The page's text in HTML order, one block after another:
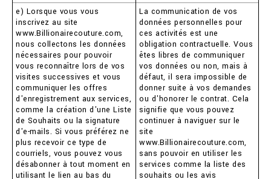
e) Lorsque vous vous
inscrivez au site
www.Billionairecouture.com,
nous collectons les données
nécessaires pour pouvoir
vous reconnaître lors de vos
visites successives et vous
communiquer les offres
d'enregistrement aux services,
comme la création d'une Liste
de Souhaits ou la signature
d'e-mails. Si vous préférez ne
plus recevoir ce type de
courriels, vous pouvez vous
désabonner à tout moment en
utilisant le lien au bas du
La communication de vos
données personnelles pour
ces activités est une
obligation contractuelle. Vous
êtes libres de communiquer
vos données ou non, mais à
défaut, il sera impossible de
donner suite à vos demandes
ou d'honorer le contrat. Cela
signifie que vous pouvez
continuer à naviguer sur le
site
www.Billionairecouture.com,
sans pouvoir en utiliser les
services comme la liste des
souhaits ou les avis